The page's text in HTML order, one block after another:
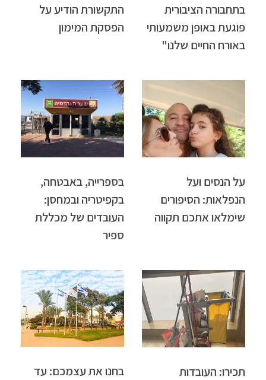
בתחבורה הציבורית
פוגעת באופן משמעותי
באורח החיים שלנו"
התקשורת הודיע על
הפסקת המימון
על הנסים ועל
הנפלאות: הסיפורים
שימלאו אתכם תקווה
בספרייה, באבטחה,
בקפיטריה ובמחסן:
העובדים של מכללת
ספיר
תכירו: העובדות
בחנו את עצמכם: עד